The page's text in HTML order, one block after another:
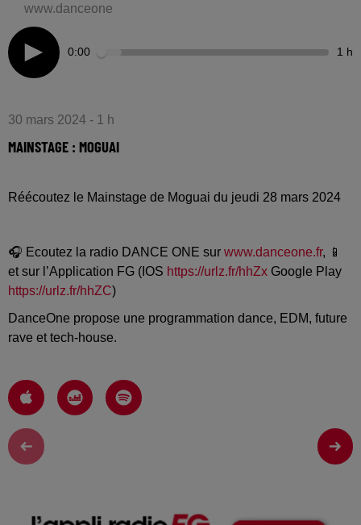
www.danceone
0:00 1 h
30 mars 2024 - 1 h
MAINSTAGE : MOGUAI
Réécoutez le Mainstage de Moguai du jeudi 28 mars 2024
🎧 Ecoutez la radio DANCE ONE sur www.danceone.fr, 📱
et sur l’Application FG (IOS https://urlz.fr/hhZx Google Play
https://urlz.fr/hhZC)
DanceOne propose une programmation dance, EDM, future
rave et tech-house.